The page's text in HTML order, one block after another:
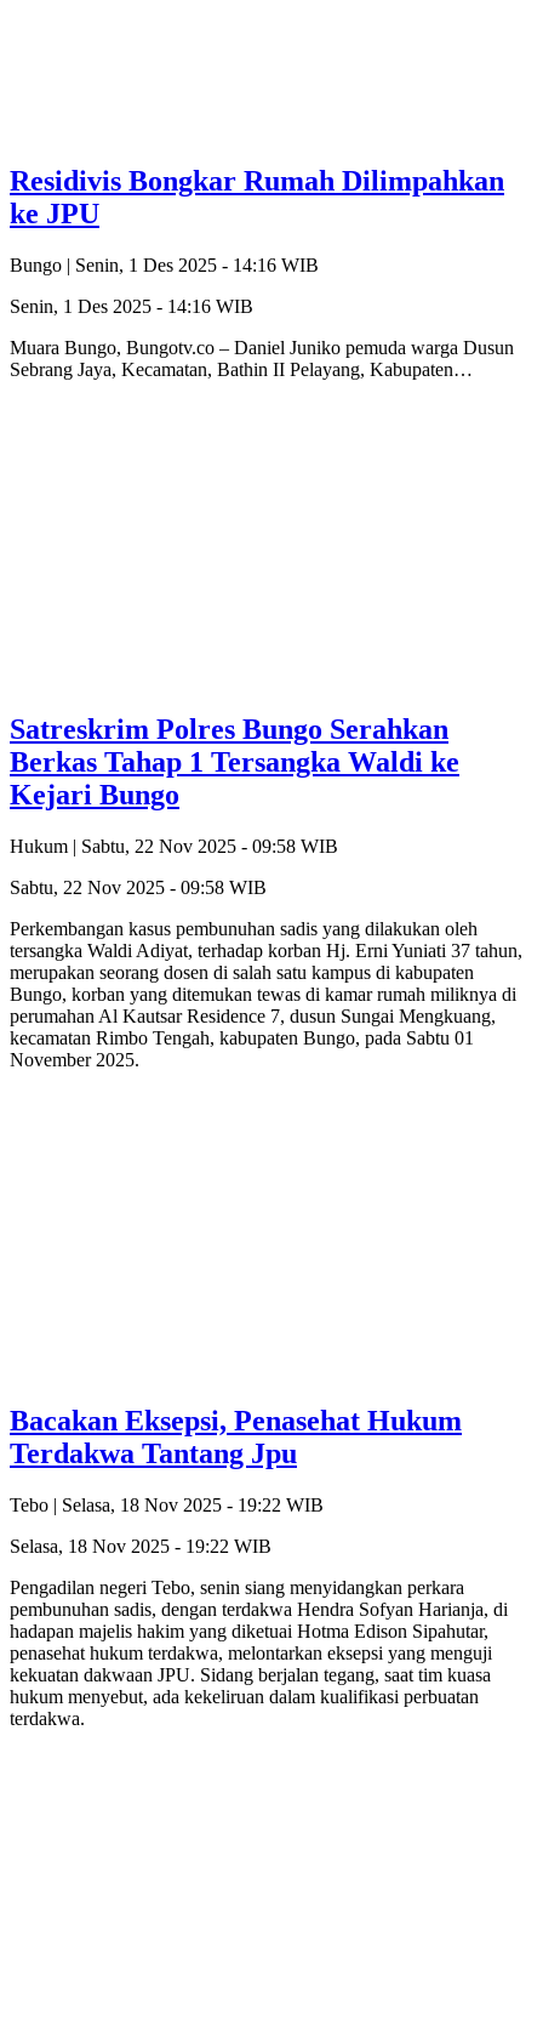
Residivis Bongkar Rumah Dilimpahkan
ke JPU
Bungo | Senin, 1 Des 2025 - 14:16 WIB
Senin, 1 Des 2025 - 14:16 WIB
Muara Bungo, Bungotv.co – Daniel Juniko pemuda warga Dusun
Sebrang Jaya, Kecamatan, Bathin II Pelayang, Kabupaten…
Satreskrim Polres Bungo Serahkan
Berkas Tahap 1 Tersangka Waldi ke
Kejari Bungo
Hukum | Sabtu, 22 Nov 2025 - 09:58 WIB
Sabtu, 22 Nov 2025 - 09:58 WIB
Perkembangan kasus pembunuhan sadis yang dilakukan oleh
tersangka Waldi Adiyat, terhadap korban Hj. Erni Yuniati 37 tahun,
merupakan seorang dosen di salah satu kampus di kabupaten
Bungo, korban yang ditemukan tewas di kamar rumah miliknya di
perumahan Al Kautsar Residence 7, dusun Sungai Mengkuang,
kecamatan Rimbo Tengah, kabupaten Bungo, pada Sabtu 01
November 2025.
Bacakan Eksepsi, Penasehat Hukum
Terdakwa Tantang Jpu
Tebo | Selasa, 18 Nov 2025 - 19:22 WIB
Selasa, 18 Nov 2025 - 19:22 WIB
Pengadilan negeri Tebo, senin siang menyidangkan perkara
pembunuhan sadis, dengan terdakwa Hendra Sofyan Harianja, di
hadapan majelis hakim yang diketuai Hotma Edison Sipahutar,
penasehat hukum terdakwa, melontarkan eksepsi yang menguji
kekuatan dakwaan JPU. Sidang berjalan tegang, saat tim kuasa
hukum menyebut, ada kekeliruan dalam kualifikasi perbuatan
terdakwa.